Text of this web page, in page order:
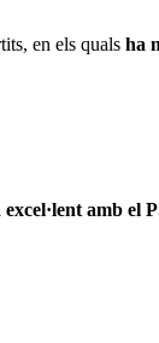
en els quals ha
amb el